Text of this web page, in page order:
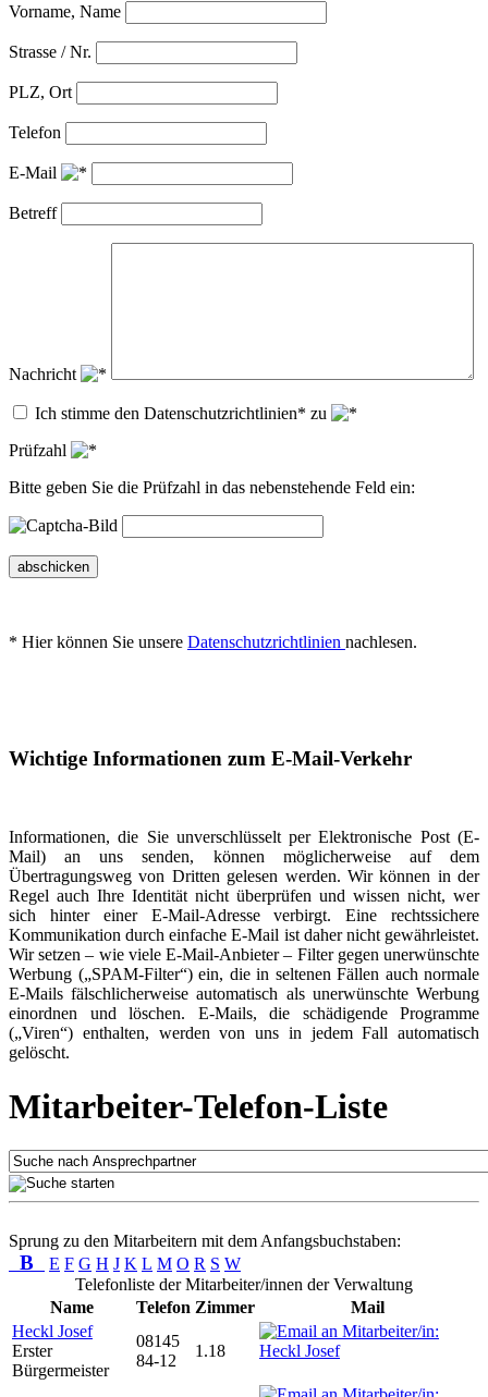
Vorname, Name
Strasse / Nr.
PLZ, Ort
Telefon
E-Mail
Betreff
Nachricht
Ich stimme den Datenschutzrichtlinien* zu
Prüfzahl
Bitte geben Sie die Prüfzahl in das nebenstehende Feld ein:
abschicken
* Hier können Sie unsere Datenschutzrichtlinien nachlesen.
Wichtige Informationen zum E-Mail-Verkehr
Informationen, die Sie unverschlüsselt per Elektronische Post (E-
Mail) an uns senden, können möglicherweise auf dem
Übertragungsweg von Dritten gelesen werden. Wir können in der
Regel auch Ihre Identität nicht überprüfen und wissen nicht, wer
sich hinter einer E-Mail-Adresse verbirgt. Eine rechtssichere
Kommunikation durch einfache E-Mail ist daher nicht gewährleistet.
Wir setzen – wie viele E-Mail-Anbieter – Filter gegen unerwünschte
Werbung („SPAM-Filter“) ein, die in seltenen Fällen auch normale
E-Mails fälschlicherweise automatisch als unerwünschte Werbung
einordnen und löschen. E-Mails, die schädigende Programme
(„Viren“) enthalten, werden von uns in jedem Fall automatisch
gelöscht.
Mitarbeiter-Telefon-Liste
Sprung zu den Mitarbeitern mit dem Anfangsbuchstaben:
B E F G H J K L M O R S W
Telefonliste der Mitarbeiter/innen der Verwaltung
Name
Telefon Zimmer
Mail
Heckl Josef
Erster
Bürgermeister
08145
84-12
1.18